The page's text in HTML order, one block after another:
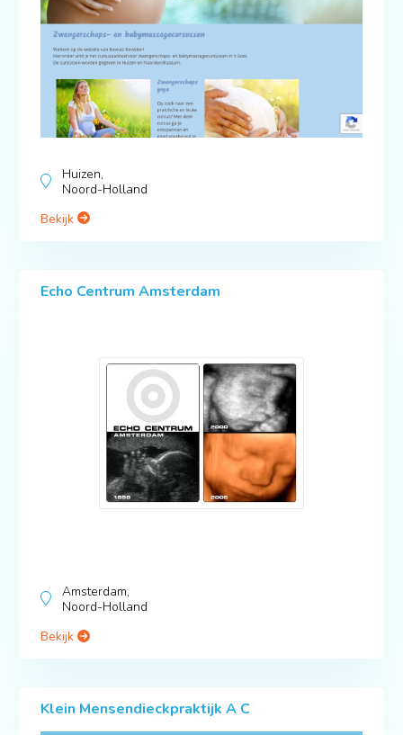
Huizen,
Noord-Holland
Bekijk
Echo Centrum Amsterdam
Amsterdam,
Noord-Holland
Bekijk
Klein Mensendieckpraktijk A C